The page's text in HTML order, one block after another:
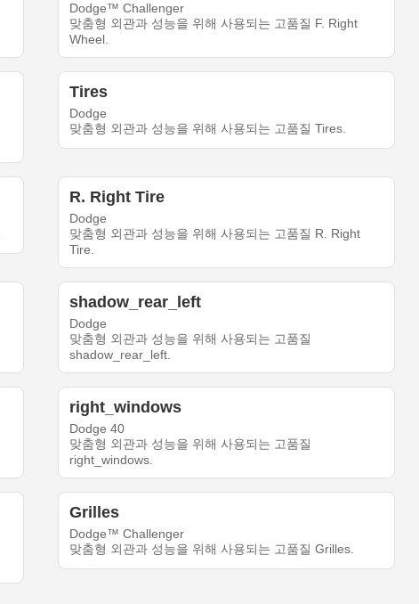
Dodge™ Challenger
맞춤형 외관과 성능을 위해 사용되는 고품질 F. Right
Wheel.
Tires
Dodge
맞춤형 외관과 성능을 위해 사용되는 고품질 Tires.
R. Right Tire
Dodge
맞춤형 외관과 성능을 위해 사용되는 고품질 R. Right
Tire.
shadow_rear_left
Dodge
맞춤형 외관과 성능을 위해 사용되는 고품질
shadow_rear_left.
right_windows
Dodge 40
맞춤형 외관과 성능을 위해 사용되는 고품질
right_windows.
Grilles
Dodge™ Challenger
맞춤형 외관과 성능을 위해 사용되는 고품질 Grilles.